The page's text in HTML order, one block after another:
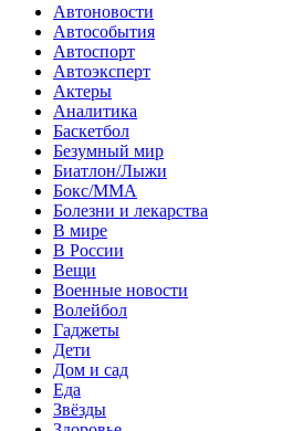
Автоновости
Автособытия
Автоспорт
Автоэксперт
Актеры
Аналитика
Баскетбол
Безумный мир
Биатлон/Лыжи
Бокс/MMA
Болезни и лекарства
В мире
В России
Вещи
Военные новости
Волейбол
Гаджеты
Дети
Дом и сад
Еда
Звёзды